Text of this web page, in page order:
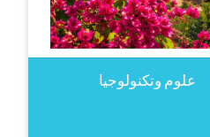
علوم وتكنولوجيا